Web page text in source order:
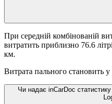
При середній комбінованій
витратить приблизно 76.6
км.
Витрата пального становить у
Чи надає inCarDoc